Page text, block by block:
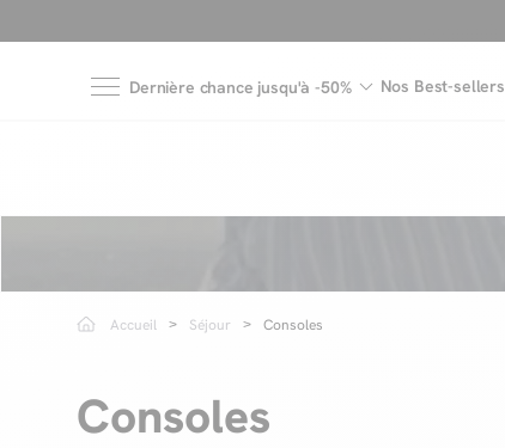
Dernière chance jusqu'à -50% Nos Best-sellers
Accueil Séjour Consoles
Consoles